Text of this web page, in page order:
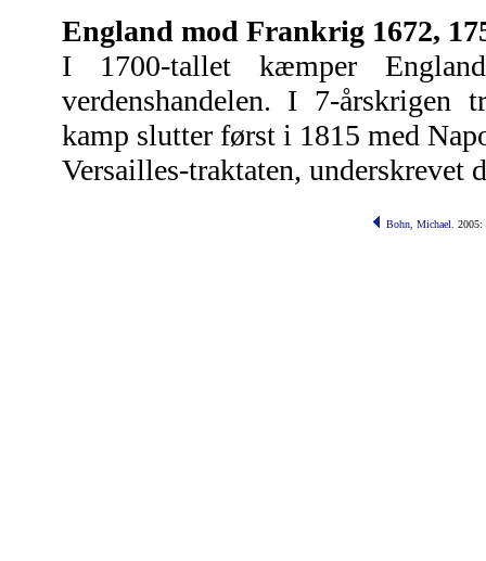
England mod Frankrig 1672,
I 1700-tallet kæmper
verdenshandelen. I 7-årskrigen
kamp slutter først i 1815 med
Versailles-traktaten, underskrevet
Bohn, Michael. 2005: